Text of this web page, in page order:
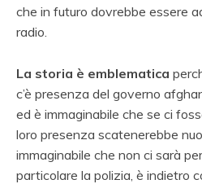
che in futuro dovrebbe essere
radio.
La storia è emblematica
c’è presenza del governo
ed è immaginabile che se ci
loro presenza scatenerebbe
immaginabile che non ci sarà
particolare la polizia, è indietro